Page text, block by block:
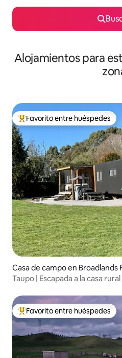
Alojamientos para
De los mejores en Favorito
Favorito entre huéspedes
Casa de campo en Broadlands
Taupo | Escapada a la casa
De los mejores en Favorito
Favorito entre huéspedes